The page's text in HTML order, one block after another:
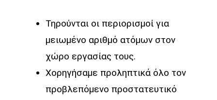
Τηρούνται οι περιορισμοί για
μειωμένο αριθμό ατόμων στον
χώρο εργασίας τους.
Χορηγήσαμε προληπτικά όλο τον
προβλεπόμενο προστατευτικό